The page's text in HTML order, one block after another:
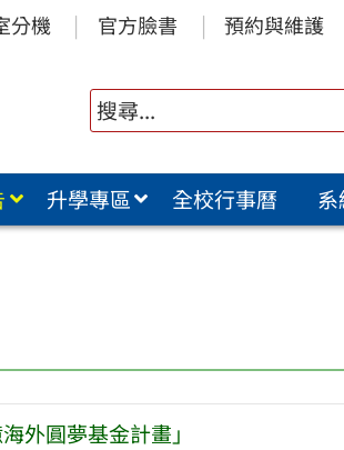
分機 官方臉書 預約與維護
升學專區 全校行事曆
外圓夢基金計畫」